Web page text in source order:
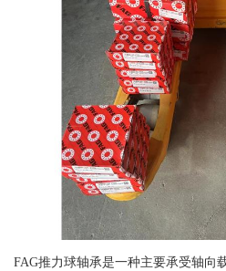
FAG推力球轴承是一种主要承受轴向